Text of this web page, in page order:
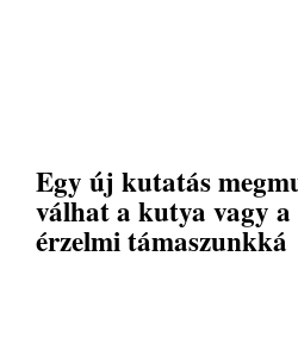
Egy új kutatás
válhat a kutya vagy
érzelmi támaszunkká